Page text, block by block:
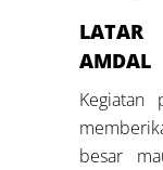
AMDAL
Kegiatan
besar